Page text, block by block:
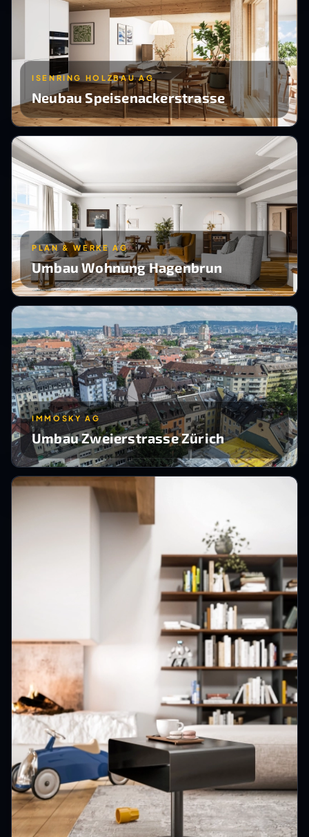
ISENRING HOLZBAU AG
Neubau Speisenackerstrasse
PLAN & WERKE AG
Umbau Wohnung Hagenbrun
IMMOSKY AG
Umbau Zweierstrasse Zürich